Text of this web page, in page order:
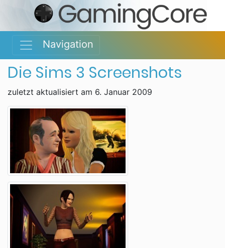
Navigation
Die Sims 3 Screenshots
zuletzt aktualisiert am 6. Januar 2009